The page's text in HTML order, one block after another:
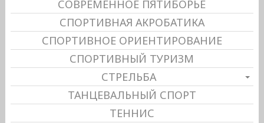
СОВРЕМЕННОЕ ПЯТИБОРЬЕ
СПОРТИВНАЯ АКРОБАТИКА
СПОРТИВНОЕ ОРИЕНТИРОВАНИЕ
СПОРТИВНЫЙ ТУРИЗМ
СТРЕЛЬБА
ТАНЦЕВАЛЬНЫЙ СПОРТ
ТЕННИС